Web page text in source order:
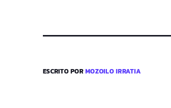
ESCRITO PORMOZOILO IRRATIA